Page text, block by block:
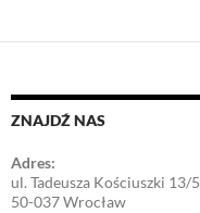
ZNAJDŹ NAS
Adres:
ul. Tadeusza Kościuszki 13/5
50-037 Wrocław